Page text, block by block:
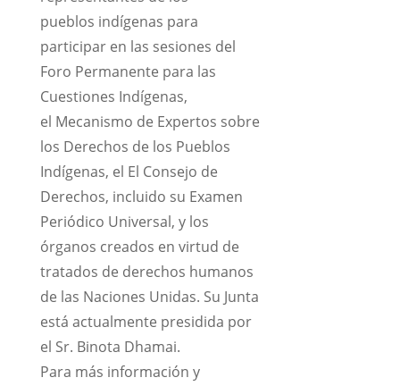
pueblos indígenas para
participar en las sesiones del
Foro Permanente para las
Cuestiones Indígenas,
el Mecanismo de Expertos sobre
los Derechos de los Pueblos
Indígenas, el El Consejo de
Derechos, incluido su Examen
Periódico Universal, y los
órganos creados en virtud de
tratados de derechos humanos
de las Naciones Unidas. Su Junta
está actualmente presidida por
el Sr. Binota Dhamai.
Para más información y